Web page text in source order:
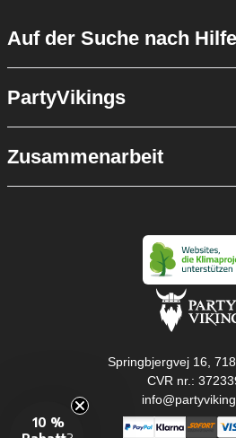
Auf der Suche nach
PartyVikings
Zusammenarbeit
Springbjergvej 16,
CVR nr.:
10 %